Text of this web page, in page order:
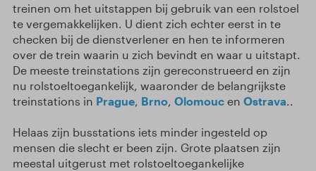
treinen om het uitstappen bij gebruik van een rolstoel
te vergemakkelijken. U dient zich echter eerst in te
checken bij de dienstverlener en hen te informeren
over de trein waarin u zich bevindt en waar u uitstapt.
De meeste treinstations zijn gereconstrueerd en zijn
nu rolstoeltoegankelijk, waaronder de belangrijkste
treinstations in Prague, Brno, Olomouc en Ostrava..
Helaas zijn busstations iets minder ingesteld op
mensen die slecht er been zijn. Grote plaatsen zijn
meestal uitgerust met rolstoeltoegankelijke